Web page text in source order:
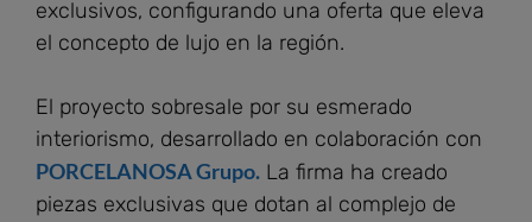
exclusivos, configurando una oferta que eleva
el concepto de lujo en la región.
El proyecto sobresale por su esmerado
interiorismo, desarrollado en colaboración con
PORCELANOSA Grupo. La firma ha creado
piezas exclusivas que dotan al complejo de